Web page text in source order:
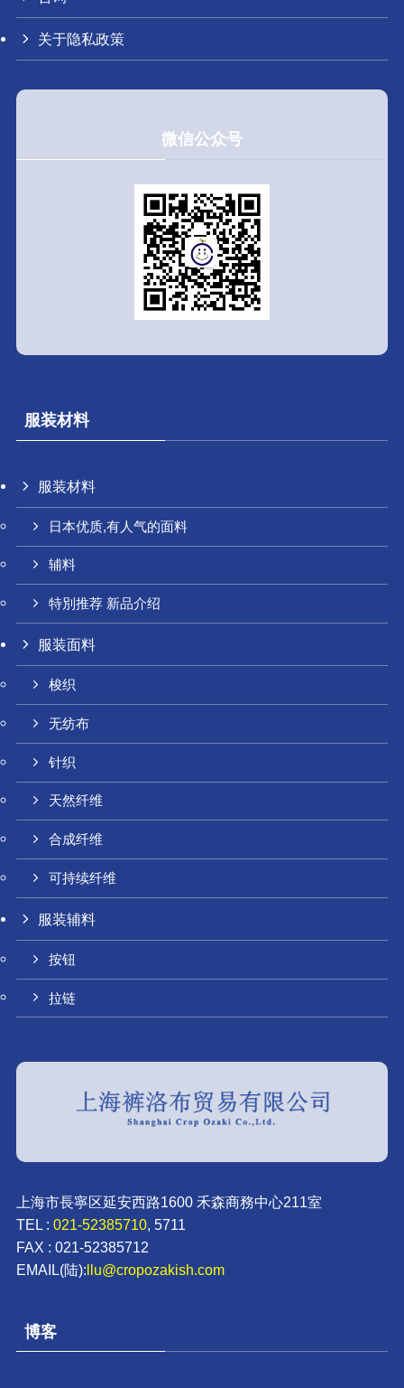
关于隐私政策
微信公众号
服装材料
服装材料
日本优质,有人气的面料
辅料
特別推荐 新品介绍
服装面料
梭织
无纺布
针织
天然纤维
合成纤维
可持续纤维
服装辅料
按钮
拉链
上海市長寧区延安西路1600 禾森商務中心211室
TEL : 021-52385710, 5711
FAX : 021-52385712
EMAIL(陆):llu@cropozakish.com
博客